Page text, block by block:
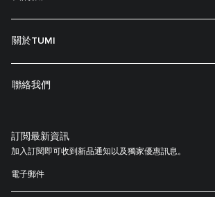
關於TUMI
聯絡我們
訂閲最新資訊
加入訂閱即可收到新品通知以及獨家優惠訊息。